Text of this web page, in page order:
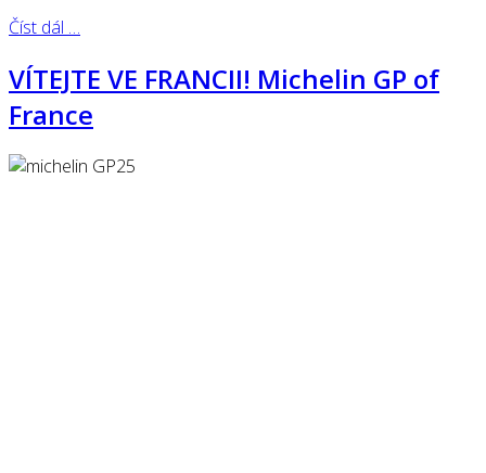
Číst dál …
VÍTEJTE VE FRANCII! Michelin GP of
France